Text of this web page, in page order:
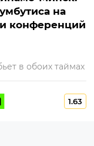
на
конференций
в обоих таймах
1.63